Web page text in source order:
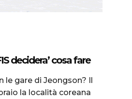
decidera’ cosa fare
le gare di Jeongson? Il
la località coreana